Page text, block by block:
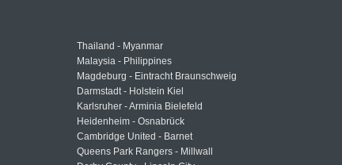
Thailand - Myanmar
Malaysia - Philippines
Magdeburg - Eintracht Braunschweig
Darmstadt - Holstein Kiel
Karlsruher - Arminia Bielefeld
Heidenheim - Osnabrück
Cambridge United - Barnet
Queens Park Rangers - Millwall